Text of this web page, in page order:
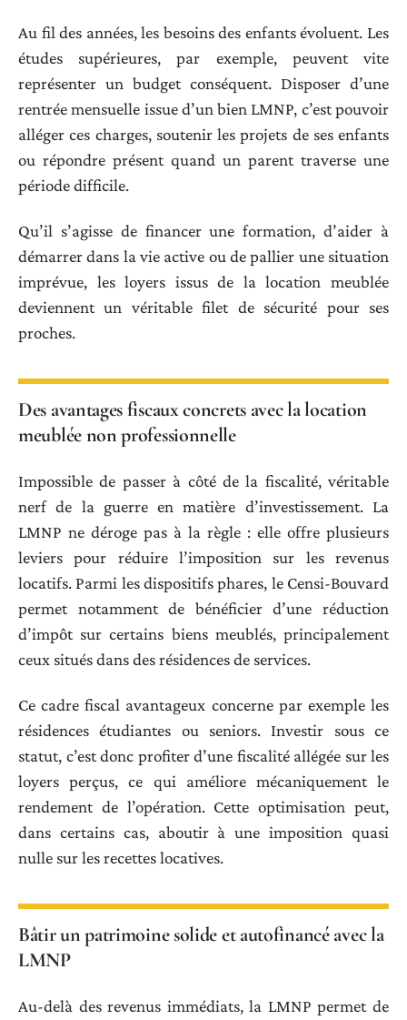
Au fil des années, les besoins des enfants évoluent. Les
études supérieures, par exemple, peuvent vite
représenter un budget conséquent. Disposer d’une
rentrée mensuelle issue d’un bien LMNP, c’est pouvoir
alléger ces charges, soutenir les projets de ses enfants
ou répondre présent quand un parent traverse une
période difficile.
Qu’il s’agisse de financer une formation, d’aider à
démarrer dans la vie active ou de pallier une situation
imprévue, les loyers issus de la location meublée
deviennent un véritable filet de sécurité pour ses
proches.
Des avantages fiscaux concrets avec la location
meublée non professionnelle
Impossible de passer à côté de la fiscalité, véritable
nerf de la guerre en matière d’investissement. La
LMNP ne déroge pas à la règle : elle offre plusieurs
leviers pour réduire l’imposition sur les revenus
locatifs. Parmi les dispositifs phares, le Censi-Bouvard
permet notamment de bénéficier d’une réduction
d’impôt sur certains biens meublés, principalement
ceux situés dans des résidences de services.
Ce cadre fiscal avantageux concerne par exemple les
résidences étudiantes ou seniors. Investir sous ce
statut, c’est donc profiter d’une fiscalité allégée sur les
loyers perçus, ce qui améliore mécaniquement le
rendement de l’opération. Cette optimisation peut,
dans certains cas, aboutir à une imposition quasi
nulle sur les recettes locatives.
Bâtir un patrimoine solide et autofinancé avec la
LMNP
Au-delà des revenus immédiats, la LMNP permet de